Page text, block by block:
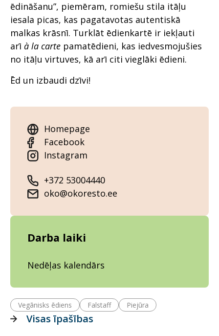
ēdināšanu”, piemēram, romiešu stila itāļu
iesala picas, kas pagatavotas autentiskā
malkas krāsnī. Turklāt ēdienkartē ir iekļauti
arī à la carte pamatēdieni, kas iedvesmojušies
no itāļu virtuves, kā arī citi vieglāki ēdieni.
Ēd un izbaudi dzīvi!
Homepage
Facebook
Instagram
+372 53004440
oko@okoresto.ee
Darba laiki
Nedēļas kalendārs
Vegānisks ēdiens Falstaff Piejūra
Visas īpašības